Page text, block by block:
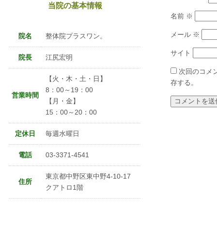
名前 ※
メール ※
サイト
次回のコメ
存する。
当院の基本情報
院名 整体院プラスワン。
院長 江尻宏明
営業時間
【火・木・土・日】
8：00～19：00
【月・金】
15：00～20：00
定休日 毎週水曜日
電話 03-3371-4541
住所
東京都中野区東中野4-10-17
クアトロ1階